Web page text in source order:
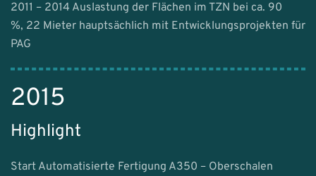
2011 – 2014 Auslastung der Flächen im TZN bei ca. 90
%, 22 Mieter hauptsächlich mit Entwicklungsprojekten für
PAG
2015
Highlight
Start Automatisierte Fertigung A350 – Oberschalen